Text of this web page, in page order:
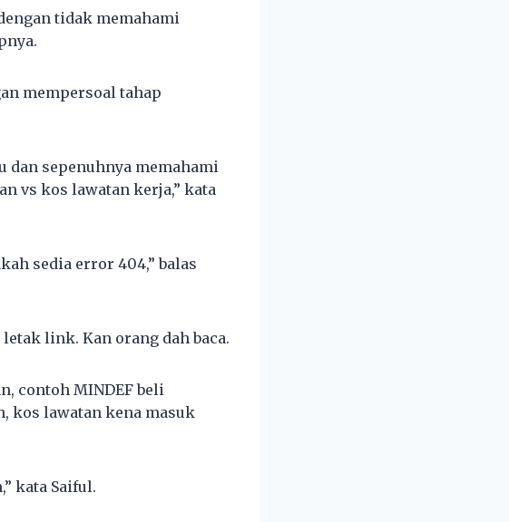
tidak memahami
mempersoal tahap
dan sepenuhnya memahami
vs kos lawatan kerja,” kata
sedia error 404,” balas
link. Kan orang dah baca.
contoh MINDEF beli
kos lawatan kena masuk
kata Saiful.